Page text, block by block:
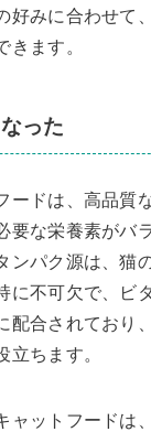
好みに合わせて
きます。
った
ードは、高品質
要な栄養素がバ
ンパク源は、猫
に不可欠で、ビ
配合されており
立ちます。
ャットフードは